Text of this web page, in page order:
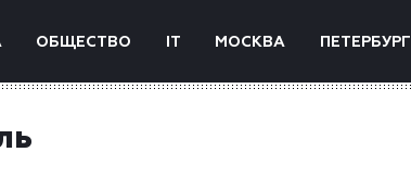
ОБЩЕСТВО IT МОСКВА ПЕТЕРБУРГ